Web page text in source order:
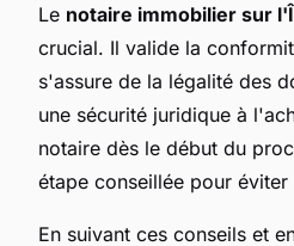
Le notaire immobilier sur
crucial. Il valide la
s'assure de la légalité des
une sécurité juridique à
notaire dès le début du
étape conseillée pour
En suivant ces conseils et